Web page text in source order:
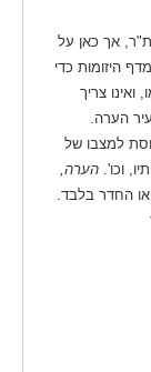
אך כאן על
היזומות כדי
ואינו צריך
הערה.
למצבו של
וכו'. הערה,
החדר בלבד.